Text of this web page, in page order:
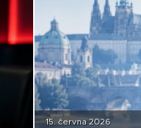
15. června 2026